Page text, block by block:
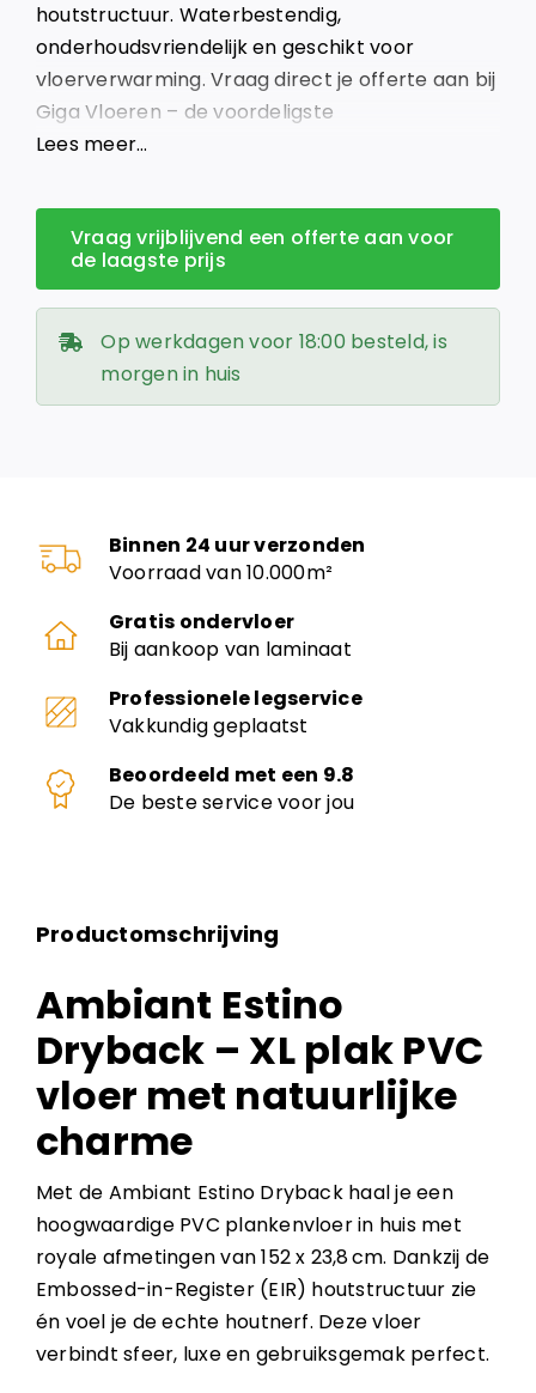
houtstructuur. Waterbestendig,
onderhoudsvriendelijk en geschikt voor
vloerverwarming. Vraag direct je offerte aan bij
Giga Vloeren – de voordeligste
vloerenleverancier van Nederland!
Lees meer…
Vraag vrijblijvend een offerte aan voor
de laagste prijs
Op werkdagen voor 18:00 besteld, is
morgen in huis
Binnen 24 uur verzonden
Voorraad van 10.000m²
Gratis ondervloer
Bij aankoop van laminaat
Professionele legservice
Vakkundig geplaatst
Beoordeeld met een 9.8
De beste service voor jou
Productomschrijving
Ambiant Estino
Dryback – XL plak PVC
vloer met natuurlijke
charme
Met de Ambiant Estino Dryback haal je een
hoogwaardige PVC plankenvloer in huis met
royale afmetingen van 152 x 23,8 cm. Dankzij de
Embossed-in-Register (EIR) houtstructuur zie
én voel je de echte houtnerf. Deze vloer
verbindt sfeer, luxe en gebruiksgemak perfect.